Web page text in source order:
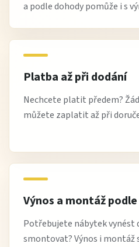
a podle dohody pomůže i s
Platba až při dodání
Nechcete platit předem?
můžete zaplatit až při
Výnos a montáž
Potřebujete nábytek vynést
smontovat? Výnos i